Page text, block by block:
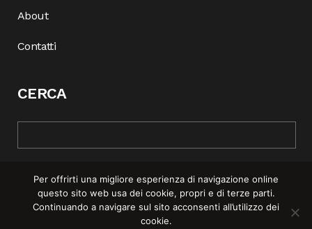
About
Contatti
CERCA
© COPYRIGHT 2025 | REBEL MAG —
Per offrirti una migliore esperienza di navigazione online
questo sito web usa dei cookie, propri e di terze parti.
Continuando a navigare sul sito acconsenti all’utilizzo dei
cookie.